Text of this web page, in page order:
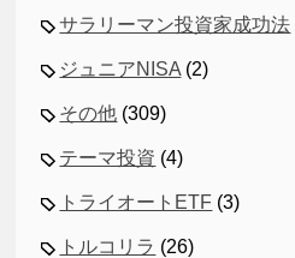
サラリーマン投資家成功法
ジュニアNISA (2)
その他 (309)
テーマ投資 (4)
トライオートETF (3)
トルコリラ (26)